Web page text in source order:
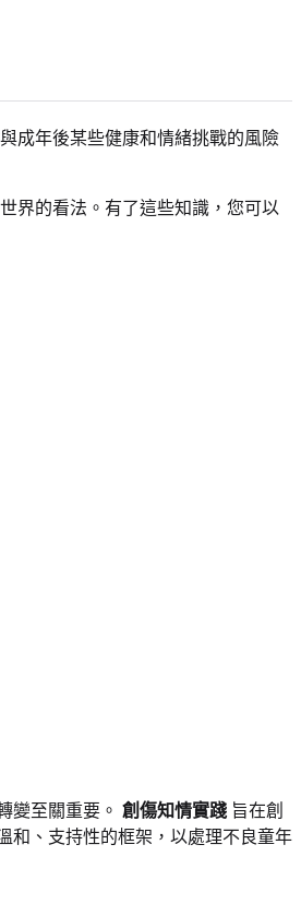
成年後某些健康和情緒挑戰的風險
界的看法。有了這些知識，您可以
變至關重要。 創傷知情實踐 旨在創
和、支持性的框架，以處理不良童年